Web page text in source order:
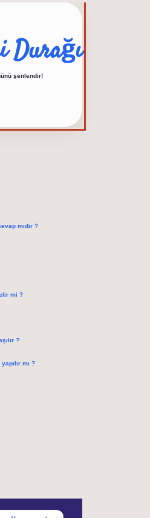
Durağı
şenlendir!
mıdır ?
mi ?
?
mı ?
elexbet güncel